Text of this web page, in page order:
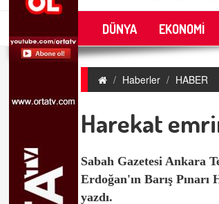
DÜNYA EKONOMİ
Haberler HABER
Harekat
Sabah Gazetesi Ankara
Erdoğan'ın Barış Pınarı
yazdı.